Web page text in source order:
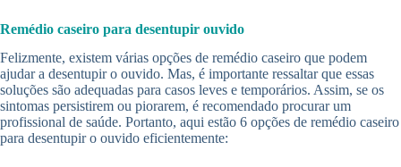
Remédio caseiro para desentupir ouvido
Felizmente, existem várias opções de remédio caseiro que podem
ajudar a desentupir o ouvido. Mas, é importante ressaltar que essas
soluções são adequadas para casos leves e temporários. Assim, se os
sintomas persistirem ou piorarem, é recomendado procurar um
profissional de saúde. Portanto, aqui estão 6 opções de remédio caseiro
para desentupir o ouvido eficientemente: